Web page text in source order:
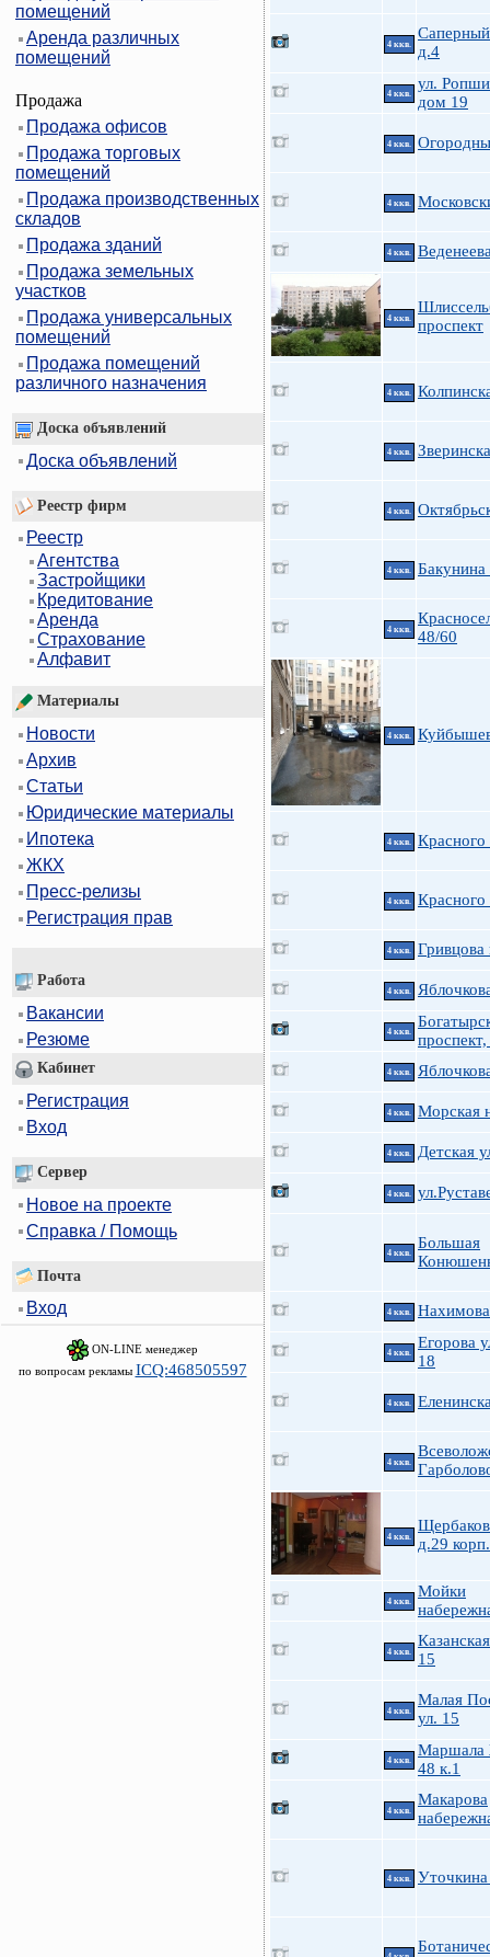
помещений
Аренда различных
помещений
Продажа
Продажа офисов
Продажа торговых
помещений
Продажа производственных
складов
Продажа зданий
Продажа земельных
участков
Продажа универсальных
помещений
Продажа помещений
различного назначения
Доска объявлений
Доска объявлений
Реестр фирм
Реестр
Агентства
Застройщики
Кредитование
Аренда
Страхование
Алфавит
Материалы
Новости
Архив
Статьи
Юридические материалы
Ипотека
ЖКХ
Пресс-релизы
Регистрация прав
Работа
Вакансии
Резюме
Кабинет
Регистрация
Вход
Сервер
Новое на проекте
Справка / Помощь
Почта
Вход
ON-LINE менеджер
по вопросам рекламы ICQ:468505597
4 ккв.
д.4
4 ккв.
ул.
дом 19
4 ккв.
4 ккв.
4 ккв.
4 ккв.
проспект
4 ккв.
4 ккв.
4 ккв.
4 ккв. Бакунина
4 ккв.
48/60
4 ккв.
4 ккв.
4 ккв.
4 ккв. Гривцова
4 ккв.
4 ккв.
4 ккв.
4 ккв. Морская
4 ккв. Детская
4 ккв.
4 ккв.
Большая
4 ккв.
4 ккв.
Егорова
18
4 ккв.
4 ккв.
4 ккв.
д.29
4 ккв.
Мойки
4 ккв.
15
4 ккв.
Малая
ул. 15
4 ккв.
Маршала
48 к.1
4 ккв.
Макарова
4 ккв.